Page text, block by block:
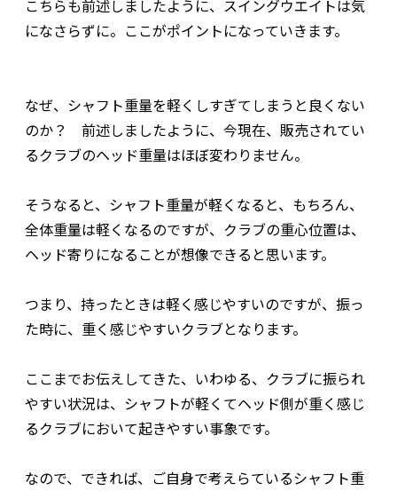
こちらも前述しましたように、スイングウエイトは気
になさらずに。ここがポイントになっていきます。
なぜ、シャフト重量を軽くしすぎてしまうと良くない
のか？ 前述しましたように、今現在、販売されてい
るクラブのヘッド重量はほぼ変わりません。
そうなると、シャフト重量が軽くなると、もちろん、
全体重量は軽くなるのですが、クラブの重心位置は、
ヘッド寄りになることが想像できると思います。
つまり、持ったときは軽く感じやすいのですが、振っ
た時に、重く感じやすいクラブとなります。
ここまでお伝えしてきた、いわゆる、クラブに振られ
やすい状況は、シャフトが軽くてヘッド側が重く感じ
るクラブにおいて起きやすい事象です。
なので、できれば、ご自身で考えらているシャフト重